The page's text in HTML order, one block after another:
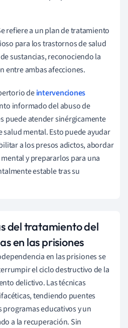
refiere a un plan de tratamiento
para los trastornos de salud
sustancias, reconociendo la
entre ambas afecciones.
deintervenciones
informado del abuso de
puede atender sinérgicamente
mental. Esto puede ayudar
a los presos adictos, abordar
y prepararlos para una
estable tras su
del tratamiento del
en las prisiones
en las prisiones se
el ciclo destructivo de la
delictivo. Las técnicas
tendiendo puentes
educativos y un
a la recuperación. Sin